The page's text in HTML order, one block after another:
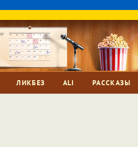
ЛИКБЕЗ ALI РАССКАЗЫ